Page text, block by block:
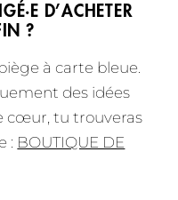
D’ACHETER
?
à carte bleue.
des idées
cœur, tu trouveras
: BOUTIQUE DE